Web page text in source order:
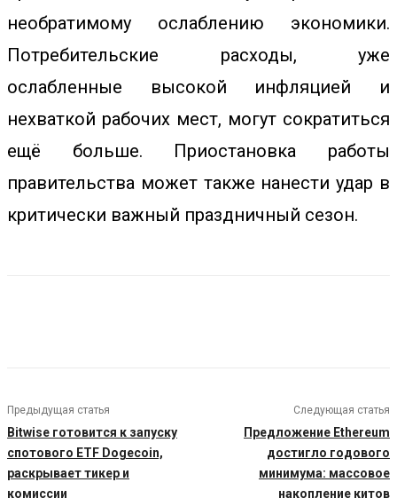
необратимому ослаблению экономики.
Потребительские расходы, уже
ослабленные высокой инфляцией и
нехваткой рабочих мест, могут сократиться
ещё больше. Приостановка работы
правительства может также нанести удар в
критически важный праздничный сезон.
Предыдущая статья
Bitwise готовится к запуску
спотового ETF Dogecoin,
раскрывает тикер и
комиссии
Следующая статья
Предложение Ethereum
достигло годового
минимума: массовое
накопление китов